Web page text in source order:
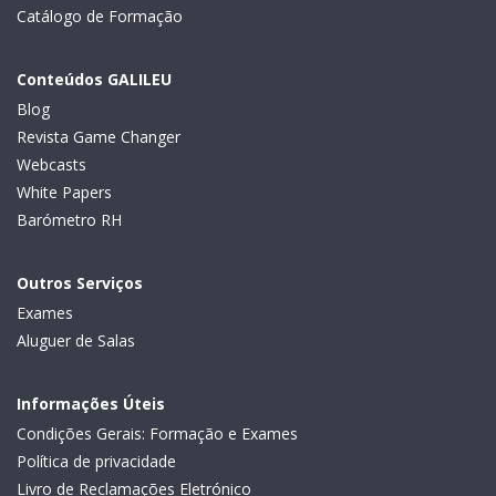
Catálogo de Formação
Conteúdos GALILEU
Blog
Revista Game Changer
Webcasts
White Papers
Barómetro RH
Outros Serviços
Exames
Aluguer de Salas
Informações Úteis
Condições Gerais: Formação e Exames
Política de privacidade
Livro de Reclamações Eletrónico